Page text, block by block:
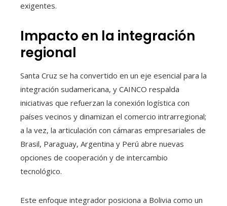
exigentes.
Impacto en la integración
regional
Santa Cruz se ha convertido en un eje esencial para la
integración sudamericana, y CAINCO respalda
iniciativas que refuerzan la conexión logística con
países vecinos y dinamizan el comercio intrarregional;
a la vez, la articulación con cámaras empresariales de
Brasil, Paraguay, Argentina y Perú abre nuevas
opciones de cooperación y de intercambio
tecnológico.
Este enfoque integrador posiciona a Bolivia como un